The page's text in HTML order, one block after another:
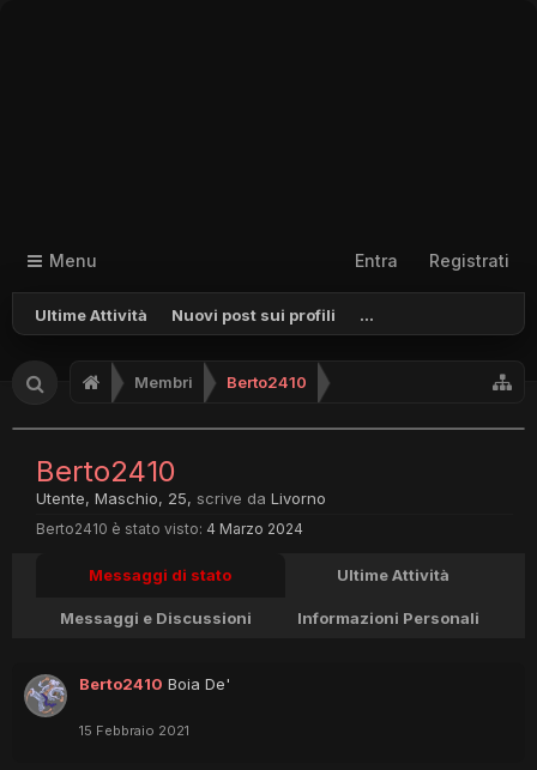
Menu
Ultime Attività Nuovi post sui profili ...
Entra Registrati
Membri Berto2410
Berto2410
Utente, Maschio, 25, scrive da Livorno
Berto2410 è stato visto: 4 Marzo 2024
Messaggi di stato Ultime Attività
Messaggi e Discussioni Informazioni Personali
Berto2410 Boia De'
15 Febbraio 2021